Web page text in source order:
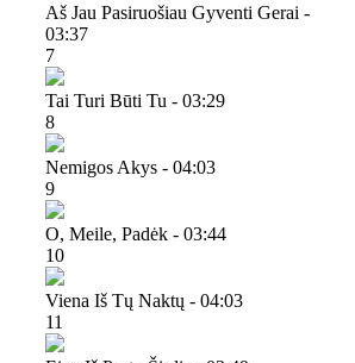
Aš Jau Pasiruošiau Gyventi Gerai -
03:37
7
Tai Turi Būti Tu - 03:29
8
Nemigos Akys - 04:03
9
O, Meile, Padėk - 03:44
10
Viena Iš Tų Naktų - 04:03
11